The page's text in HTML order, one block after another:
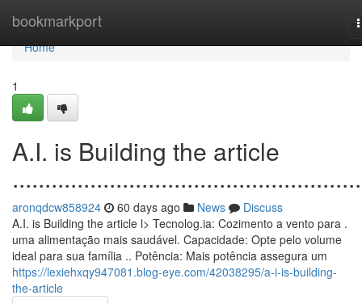
bookmarkport
Home
Home
1
A.I. is Building the article
aronqdcw858924 60 days ago News
Discuss
A.I. is Building the article l> Tecnolog.ia: Cozimento a vento para .
uma alimentação mais saudável. Capacidade: Opte pelo volume
ideal para sua família .. Potência: Mais potência assegura um
https://lexiehxqy947081.blog-eye.com/42038295/a-i-is-building-
the-article